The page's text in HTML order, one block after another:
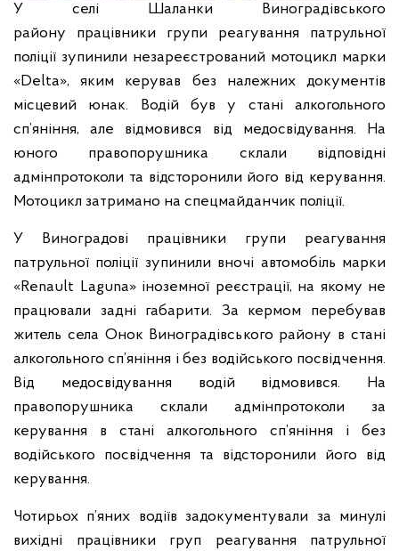
У селі Шаланки Виноградівського
району працівники групи реагування патрульної
поліції зупинили незареєстрований мотоцикл марки
«Dеltа», яким керував без належних документів
місцевий юнак. Водій був у стані алкогольного
сп’яніння, але відмовився від медосвідування. На
юного правопорушника склали відповідні
адмінпротоколи та відсторонили його від керування.
Мотоцикл затримано на спецмайданчик поліції.
У Виноградові працівники групи реагування
патрульної поліції зупинили вночі автомобіль марки
«Rеnault Lаguna» іноземної реєстрації, на якому не
працювали задні габарити. За кермом перебував
житель села Онок Виноградівського району в стані
алкогольного сп’яніння і без водійського посвідчення.
Від медосвідування водій відмовився. На
правопорушника склали адмінпротоколи за
керування в стані алкогольного сп’яніння і без
водійського посвідчення та відсторонили його від
керування.
Чотирьох п’яних водіїв задокументували за минулі
вихідні працівники груп реагування патрульної